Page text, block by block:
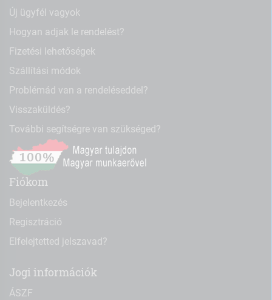
Új ügyfél vagyok
Hogyan adjak le rendelést?
Fizetési lehetőségek
Szállítási módok
Problémád van a rendeléseddel?
Visszaküldés?
További segítségre van szükséged?
Fiókom
Bejelentkezés
Regisztráció
Elfelejtetted jelszavad?
Jogi információk
ÁSZF